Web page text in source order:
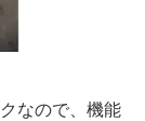
なので、機能